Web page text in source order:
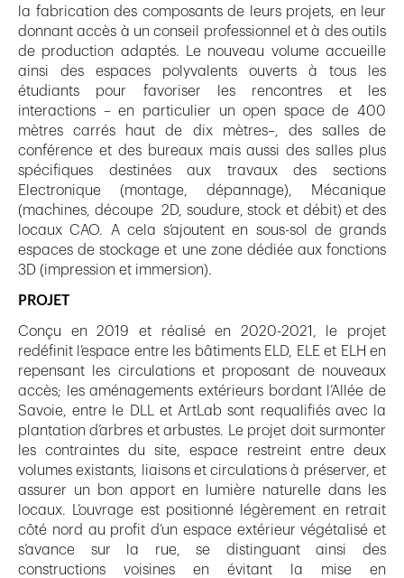
la fabrication des composants de leurs projets, en leur
donnant accès à un conseil professionnel et à des outils
de production adaptés. Le nouveau volume accueille
ainsi des espaces polyvalents ouverts à tous les
étudiants pour favoriser les rencontres et les
interactions – en particulier un open space de 400
mètres carrés haut de dix mètres–, des salles de
conférence et des bureaux mais aussi des salles plus
spécifiques destinées aux travaux des sections
Electronique (montage, dépannage), Mécanique
(machines, découpe 2D, soudure, stock et débit) et des
locaux CAO. A cela s’ajoutent en sous-sol de grands
espaces de stockage et une zone dédiée aux fonctions
3D (impression et immersion).
PROJET
Conçu en 2019 et réalisé en 2020-2021, le projet
redéfinit l’espace entre les bâtiments ELD, ELE et ELH en
repensant les circulations et proposant de nouveaux
accès; les aménagements extérieurs bordant l’Allée de
Savoie, entre le DLL et ArtLab sont requalifiés avec la
plantation d’arbres et arbustes. Le projet doit surmonter
les contraintes du site, espace restreint entre deux
volumes existants, liaisons et circulations à préserver, et
assurer un bon apport en lumière naturelle dans les
locaux. L’ouvrage est positionné légèrement en retrait
côté nord au profit d’un espace extérieur végétalisé et
s’avance sur la rue, se distinguant ainsi des
constructions voisines en évitant la mise en